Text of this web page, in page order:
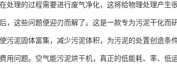
在处理的过程需要进行废气净化，这将给物理处理产生
后，这些问题便迎刃而解了。这是一款专为污泥干化而
使污泥固体富集，减少污泥体积，为污泥的处置创造条
费用问题。空气能污泥烘干机，真正的低能耗、率、低